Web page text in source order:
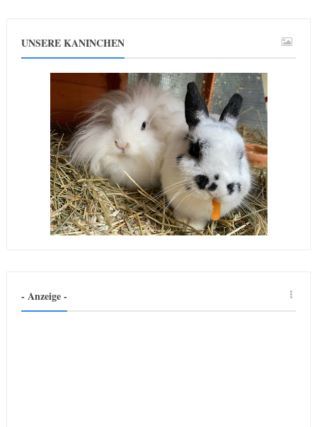
UNSERE KANINCHEN
- Anzeige -